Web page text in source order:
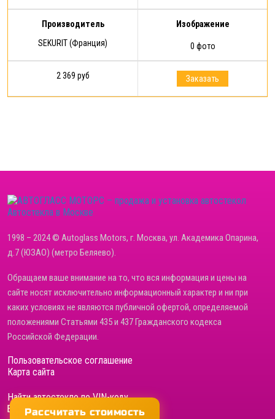
Производитель
SEKURIT (Франция)
Изображение
0 фото
2 369 руб Заказать
Автостекла в Москве
1998 – 2024 © Autoglass Motors, г. Москва, ул. Академика Опарина,
д.7 (ЮЗАО) (метро Беляево).
Обращаем ваше внимание на то, что вся информация и цены на
сайте носят исключительно информационный характер и ни при
каких условиях не являются публичной офертой, определяемой
положениями Статьями 435 и 437 Гражданского кодекса
Российской Федерации.
Пользовательское соглашение
Карта сайта
Найти автостекло по VIN-коду
Бренды автостекол
Рассчитать стоимость